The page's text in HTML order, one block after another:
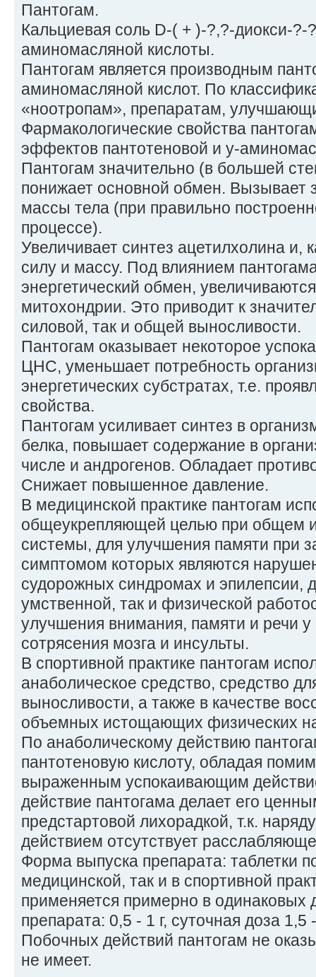
Пантогам.
Кальциевая соль D-( + )-?,?-диокси-
аминомасляной кислоты.
Пантогам является производным
аминомасляной кислот. По
«ноотропам», препаратам,
Фармакологические свойства
эффектов пантотеновой и у-
Пантогам значительно (в большей
понижает основной обмен. Вызывает
массы тела (при правильно
процессе).
Увеличивает синтез ацетилхолина и,
силу и массу. Под влиянием
энергетический обмен,
митохондрии. Это приводит к
силовой, так и общей выносливости.
Пантогам оказывает некоторое
ЦНС, уменьшает потребность
энергетических субстратах, т.е.
свойства.
Пантогам усиливает синтез в
белка, повышает содержание в
числе и андрогенов. Обладает
Снижает повышенное давление.
В медицинской практике пантогам
общеукрепляющей целью при общем
системы, для улучшения памяти при
симптомом которых являются
судорожных синдромах и эпилепсии,
умственной, так и физической
улучшения внимания, памяти и речи
сотрясения мозга и инсульты.
В спортивной практике пантогам
анаболическое средство, средство
выносливости, а также в качестве
объемных истощающих физических
По анаболическому действию
пантотеновую кислоту, обладая
выраженным успокаивающим
действие пантогама делает его
предстартовой лихорадкой, т.к.
действием отсутствует
Форма выпуска препарата: таблетки
медицинской, так и в спортивной
применяется примерно в одинаковых
препарата: 0,5 - 1 г, суточная доза 1,5
Побочных действий пантогам не
не имеет.